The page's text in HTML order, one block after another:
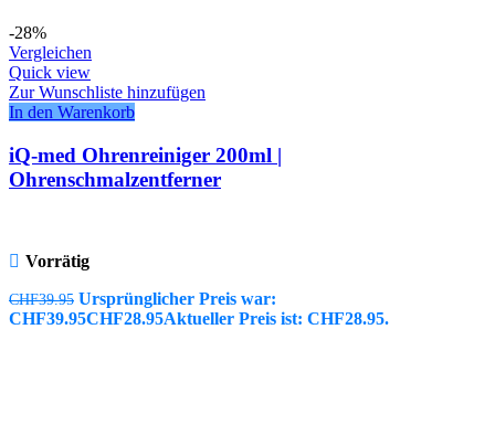
-28%
Vergleichen
Quick view
Zur Wunschliste hinzufügen
In den Warenkorb
iQ-med Ohrenreiniger 200ml |
Ohrenschmalzentferner
Vorrätig
CHF39.95 Ursprünglicher Preis war:
CHF39.95CHF28.95Aktueller Preis ist: CHF28.95.